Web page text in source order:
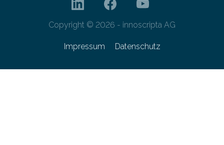
Copyright © 2026 - innoscripta AG
Impressum Datenschutz